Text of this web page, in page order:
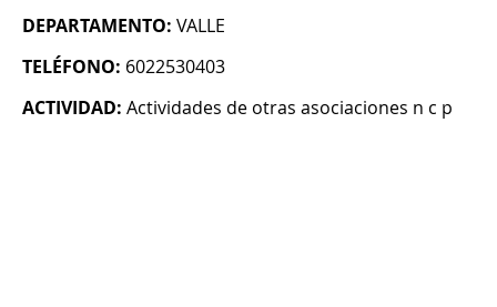
DEPARTAMENTO: VALLE
TELÉFONO: 6022530403
ACTIVIDAD: Actividades de otras asociaciones n c p